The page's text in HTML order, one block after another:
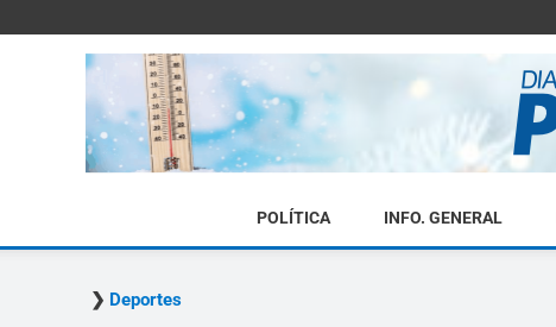
POLÍTICA INFO. GENERAL
Deportes